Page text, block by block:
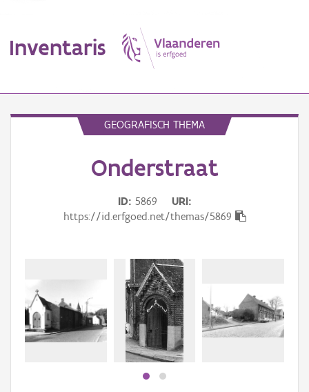
Inventaris
Gebeurtenis
Persoon of collectief
GEOGRAFISCH THEMA
Onderstraat
ID 5869
URI
https://id.erfgoed.net/themas/5869